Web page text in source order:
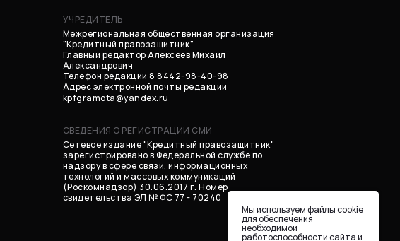
УЧРЕДИТЕЛЬ
Межрегиональная общественная организация
"Кредитный правозащитник"
Главный редактор Алексеев Михаил
Александрович
Телефон редакции 8 8442-98-40-98
Адрес электронной почты редакции
kpfgramota@yandex.ru
СВЕДЕНИЯ О РЕГИСТРАЦИИ СМИ
Сетевое издание "Кредитный правозащитник"
зарегистрировано в Федеральной службе по
надзору в сфере связи, информационных
технологий и массовых коммуникаций
(Роскомнадзор) 30.06.2017 г. Номер
свидетельства ЭЛ № ФС 77 - 70240
Мы используем файлы cookie
для обеспечения
необходимой
работоспособности сайта и